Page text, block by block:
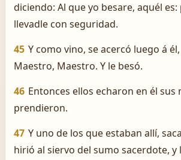
diciendo: Al que yo besare, aquél
llevadle con seguridad.
45 Y como vino, se acercó luego á
Maestro, Maestro. Y le besó.
46 Entonces ellos echaron en él sus
prendieron.
47 Y uno de los que estaban allí,
hirió al siervo del sumo sacerdote, y